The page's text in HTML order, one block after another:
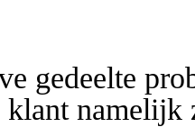
gedeelte
namelijk